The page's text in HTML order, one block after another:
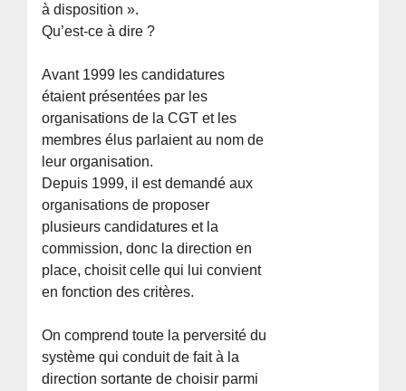
à disposition ».
Qu’est-ce à dire ?
Avant 1999 les candidatures
étaient présentées par les
organisations de la CGT et les
membres élus parlaient au nom de
leur organisation.
Depuis 1999, il est demandé aux
organisations de proposer
plusieurs candidatures et la
commission, donc la direction en
place, choisit celle qui lui convient
en fonction des critères.
On comprend toute la perversité du
système qui conduit de fait à la
direction sortante de choisir parmi